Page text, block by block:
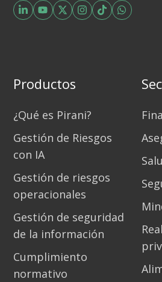
Productos
¿Qué es Pirani?
Gestión de Riesgos
con IA
Gestión de riesgos
operacionales
Gestión de seguridad
de la información
Cumplimiento
normativo